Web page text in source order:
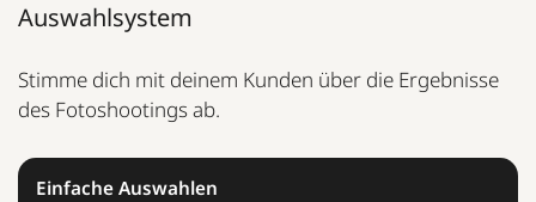
Auswahlsystem
Stimme dich mit deinem Kunden über die Ergebnisse
des Fotoshootings ab.
Einfache Auswahlen